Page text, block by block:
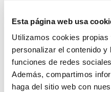
Esta página web usa
Utilizamos cookies
personalizar el contenido
funciones de redes
Además, compartimos
haga del sitio web con
LABOR DE LOS TUTORES
06/08/2026
LA ALIANZA MÉDICA
AL PACTO DE ESTADO
03/08/2026
PREMIOS DE LA REAL
2026